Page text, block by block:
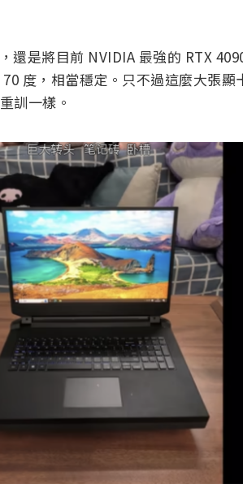
還是將目前 NVIDIA 最強的 RTX
度，相當穩定。只不過這麼大張顯
訓一樣。